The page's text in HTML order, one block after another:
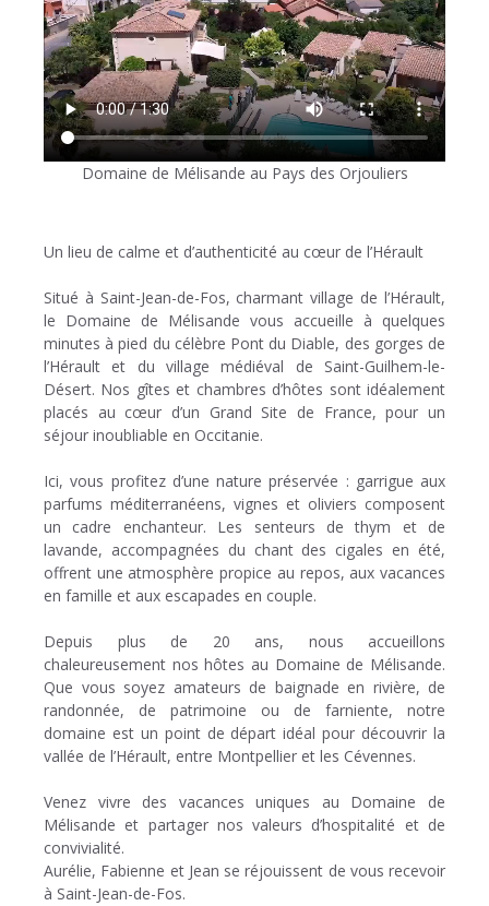
Domaine de Mélisande au Pays des Orjouliers
Un lieu de calme et d’authenticité au cœur de l’Hérault
Situé à Saint-Jean-de-Fos, charmant village de l’Hérault,
le Domaine de Mélisande vous accueille à quelques
minutes à pied du célèbre Pont du Diable, des gorges de
l’Hérault et du village médiéval de Saint-Guilhem-le-
Désert. Nos gîtes et chambres d’hôtes sont idéalement
placés au cœur d’un Grand Site de France, pour un
séjour inoubliable en Occitanie.
Ici, vous profitez d’une nature préservée : garrigue aux
parfums méditerranéens, vignes et oliviers composent
un cadre enchanteur. Les senteurs de thym et de
lavande, accompagnées du chant des cigales en été,
offrent une atmosphère propice au repos, aux vacances
en famille et aux escapades en couple.
Depuis plus de 20 ans, nous accueillons
chaleureusement nos hôtes au Domaine de Mélisande.
Que vous soyez amateurs de baignade en rivière, de
randonnée, de patrimoine ou de farniente, notre
domaine est un point de départ idéal pour découvrir la
vallée de l’Hérault, entre Montpellier et les Cévennes.
Venez vivre des vacances uniques au Domaine de
Mélisande et partager nos valeurs d’hospitalité et de
convivialité.
Aurélie, Fabienne et Jean se réjouissent de vous recevoir
à Saint-Jean-de-Fos.